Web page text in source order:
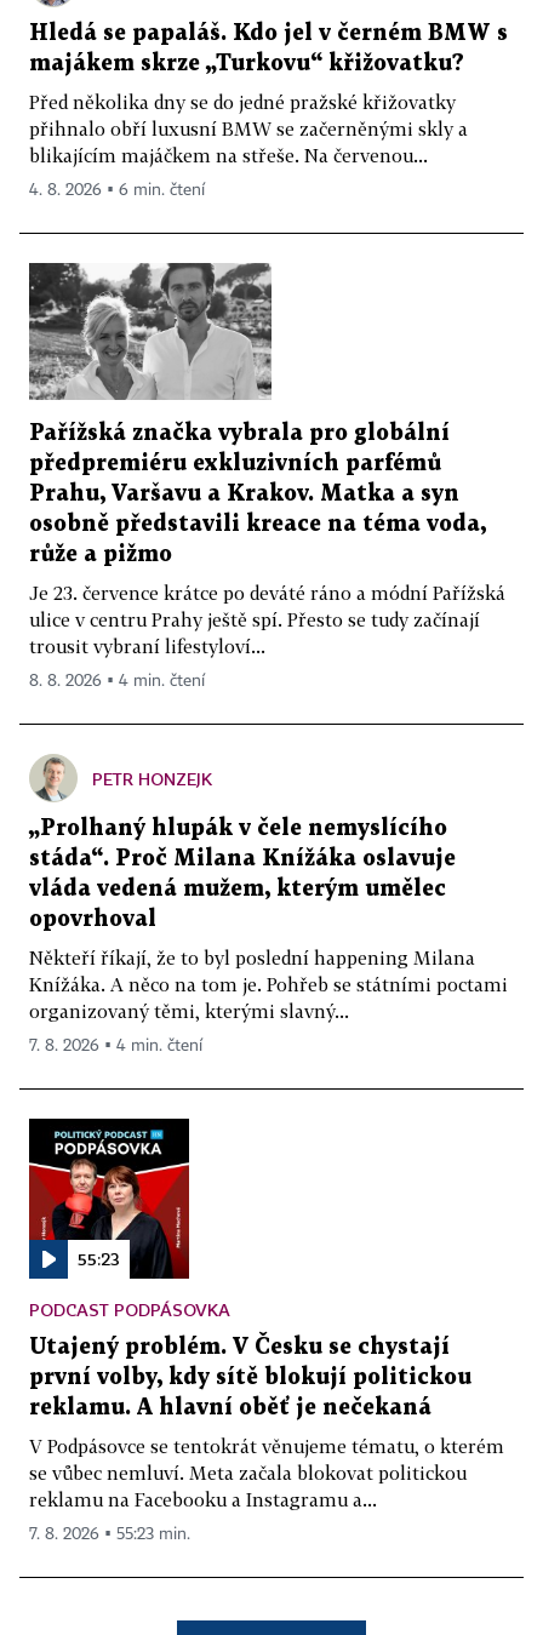
Hledá se papaláš. Kdo jel v černém BMW s
majákem skrze „Turkovu“ křižovatku?
Před několika dny se do jedné pražské křižovatky
přihnalo obří luxusní BMW se začerněnými skly a
blikajícím majáčkem na střeše. Na červenou...
4. 8. 2026 ▪ 6 min. čtení
Pařížská značka vybrala pro globální
předpremiéru exkluzivních parfémů
Prahu, Varšavu a Krakov. Matka a syn
osobně představili kreace na téma voda,
růže a pižmo
Je 23. července krátce po deváté ráno a módní Pařížská
ulice v centru Prahy ještě spí. Přesto se tudy začínají
trousit vybraní lifestyloví...
8. 8. 2026 ▪ 4 min. čtení
PETR HONZEJK
„Prolhaný hlupák v čele nemyslícího
stáda“. Proč Milana Knížáka oslavuje
vláda vedená mužem, kterým umělec
opovrhoval
Někteří říkají, že to byl poslední happening Milana
Knížáka. A něco na tom je. Pohřeb se státními poctami
organizovaný těmi, kterými slavný...
7. 8. 2026 ▪ 4 min. čtení
55:23
PODCAST PODPÁSOVKA
Utajený problém. V Česku se chystají
první volby, kdy sítě blokují politickou
reklamu. A hlavní oběť je nečekaná
V Podpásovce se tentokrát věnujeme tématu, o kterém
se vůbec nemluví. Meta začala blokovat politickou
reklamu na Facebooku a Instagramu a...
7. 8. 2026 ▪ 55:23 min.